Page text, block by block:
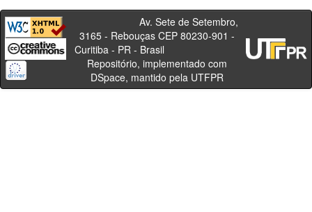
Av. Sete de Setembro,
3165 - Rebouças CEP 80230-901 -
Curitiba - PR - Brasil
Repositório, implementado com
DSpace, mantido pela UTFPR